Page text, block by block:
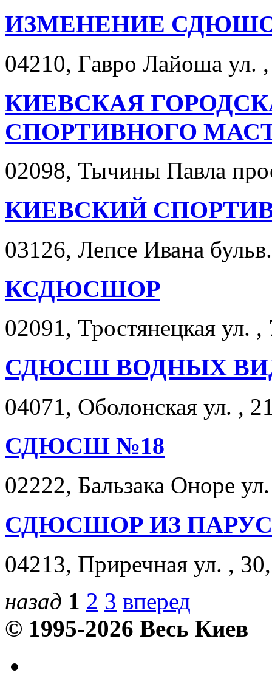
ИЗМЕНЕНИЕ
04210, Гавро Лайоша ул.
КИЕВСКАЯ
СПОРТИВНОГО
02098, Тычины Павла
КИЕВСКИЙ
03126, Лепсе Ивана
КСДЮСШОР
02091, Тростянецкая ул.
СДЮСШ ВОДНЫХ
04071, Оболонская ул. ,
СДЮСШ №18
02222, Бальзака Оноре
СДЮСШОР ИЗ
04213, Приречная ул. ,
назад 1 2 3 вперед
© 1995-2026 Весь Киев